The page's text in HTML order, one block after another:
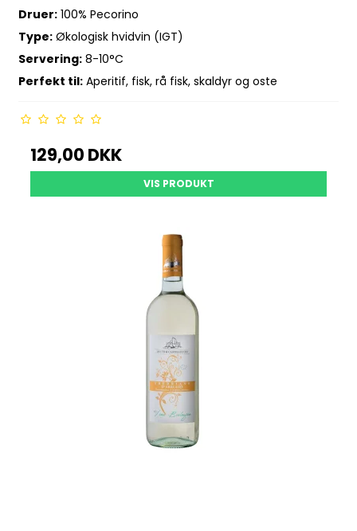
Druer: 100% Pecorino
Type: Økologisk hvidvin (IGT)
Servering: 8-10°C
Perfekt til: Aperitif, fisk, rå fisk, skaldyr og oste
129,00 DKK
VIS PRODUKT